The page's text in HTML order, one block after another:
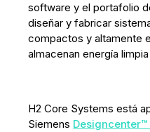
software y el portafolio
diseñar y fabricar
compactos y altamente
almacenan energía
H2 Core Systems está
Siemens